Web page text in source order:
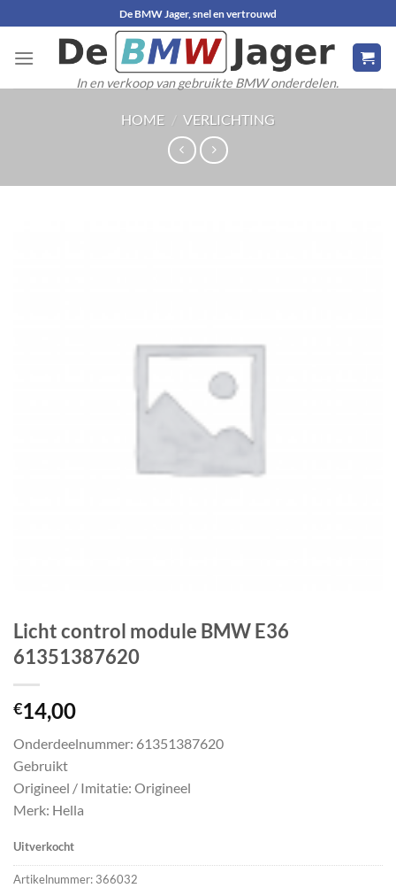
naar
inhoud
De BMW Jager, snel en vertrouwd
In en verkoop van gebruikte BMW onderdelen.
HOME / VERLICHTING
Licht control module BMW E36
61351387620
€14,00
Onderdeelnummer: 61351387620
Gebruikt
Origineel / Imitatie: Origineel
Merk: Hella
Uitverkocht
Artikelnummer: 366032